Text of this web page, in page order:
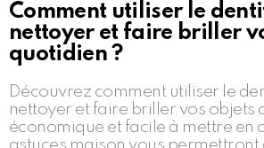
Comment utiliser le
nettoyer et faire briller
quotidien ?
Découvrez comment utiliser le
nettoyer et faire briller vos objets
économique et facile à mettre en